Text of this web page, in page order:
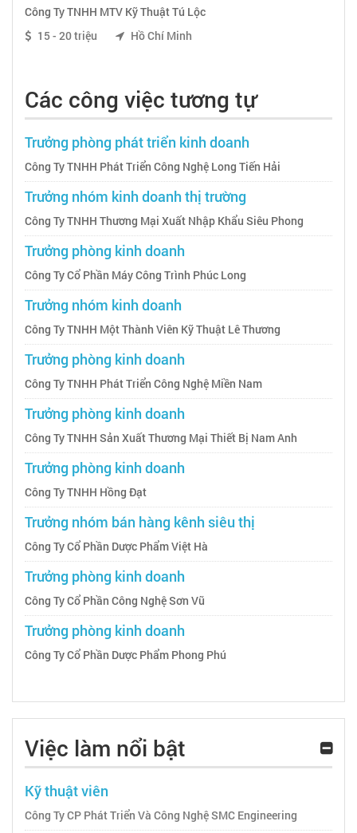
Công Ty TNHH MTV Kỹ Thuật Tú Lộc
15 - 20 triệu
Hồ Chí Minh
Các công việc tương tự
Trưởng phòng phát triển kinh doanh
Công Ty TNHH Phát Triển Công Nghệ Long Tiến Hải
Trưởng nhóm kinh doanh thị trường
Công Ty TNHH Thương Mại Xuất Nhập Khẩu Siêu Phong
Trưởng phòng kinh doanh
Công Ty Cổ Phần Máy Công Trình Phúc Long
Trưởng nhóm kinh doanh
Công Ty TNHH Một Thành Viên Kỹ Thuật Lê Thương
Trưởng phòng kinh doanh
Công Ty TNHH Phát Triển Công Nghệ Miền Nam
Trưởng phòng kinh doanh
Công Ty TNHH Sản Xuất Thương Mại Thiết Bị Nam Anh
Trưởng phòng kinh doanh
Công Ty TNHH Hồng Đạt
Trưởng nhóm bán hàng kênh siêu thị
Công Ty Cổ Phần Dược Phẩm Việt Hà
Trưởng phòng kinh doanh
Công Ty Cổ Phần Công Nghệ Sơn Vũ
Trưởng phòng kinh doanh
Công Ty Cổ Phần Dược Phẩm Phong Phú
Việc làm nổi bật
Kỹ thuật viên
Công Ty CP Phát Triển Và Công Nghệ SMC Engineering